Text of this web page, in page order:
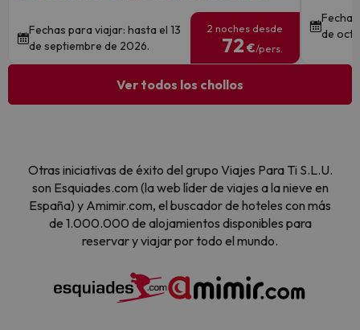
Fechas para viajar: hasta el 13
de septiembre de 2026.
2 noches desde
72 €/pers.
de
Ver todos los chollos
Otras iniciativas de éxito del grupo Viajes Para Ti S.L.U.
son Esquiades.com (la web líder de viajes a la nieve en
España) y Amimir.com, el buscador de hoteles con más
de 1.000.000 de alojamientos disponibles para
reservar y viajar por todo el mundo.